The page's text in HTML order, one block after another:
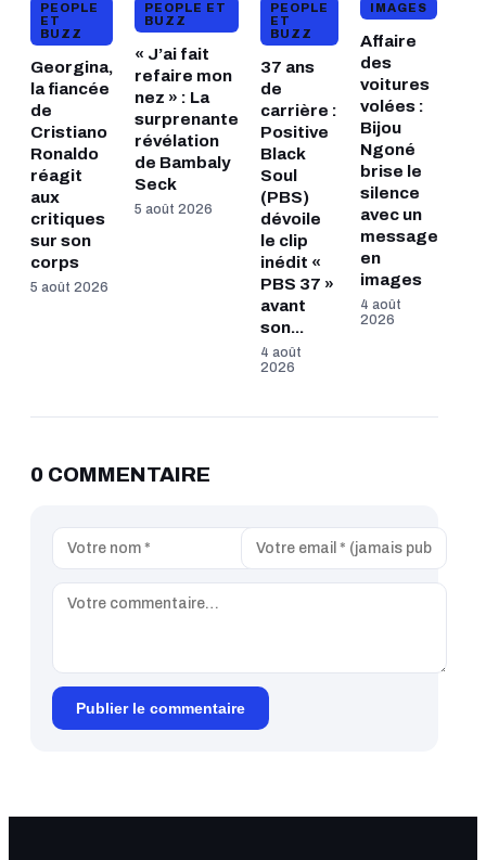
PEOPLE
ET
BUZZ
Georgina,
la fiancée
de
Cristiano
Ronaldo
réagit
aux
critiques
sur son
corps
5 août 2026
PEOPLE ET
BUZZ
« J’ai fait
refaire mon
nez » : La
surprenante
révélation
de Bambaly
Seck
5 août 2026
PEOPLE
ET
BUZZ
37 ans
de
carrière :
Positive
Black
Soul
(PBS)
dévoile
le clip
inédit «
PBS 37 »
avant
son...
4 août
2026
IMAGES
Affaire
des
voitures
volées :
Bijou
Ngoné
brise le
silence
avec un
message
en
images
4 août
2026
0 COMMENTAIRE
Publier le commentaire